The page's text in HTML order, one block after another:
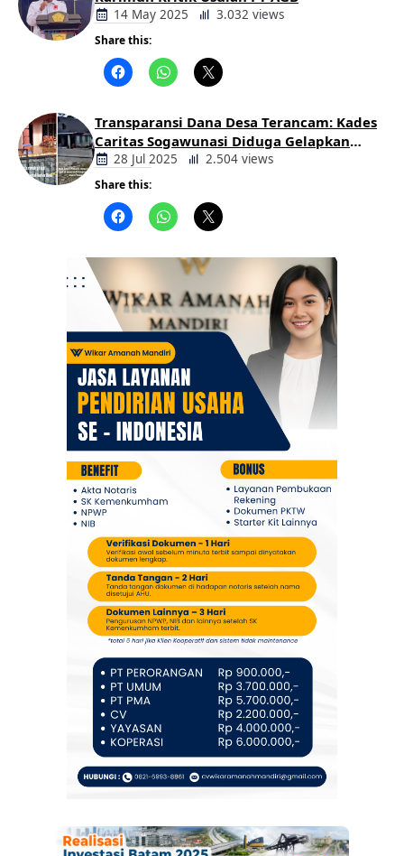
14 May 2025 3.032 views
Share this:
Transparansi Dana Desa Terancam: Kades
Caritas Sogawunasi Diduga Gelapkan
Bantuan untuk Warga
28 Jul 2025 2.504 views
Share this: